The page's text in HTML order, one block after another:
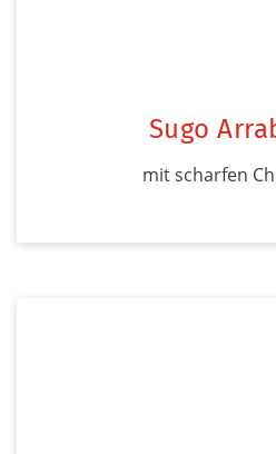
Sugo
mit scharfen